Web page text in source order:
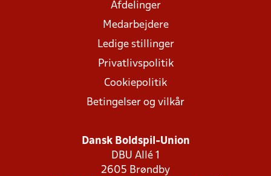
Afdelinger
Medarbejdere
Ledige stillinger
Privatlivspolitik
Cookiepolitik
Betingelser og vilkår
Dansk Boldspil-Union
DBU Allé 1
2605 Brøndby